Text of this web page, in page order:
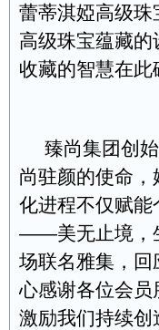
蕾蒂淇婭高级
高级珠宝蕴藏
收藏的智慧在
臻尚集团创
尚驻颜的使命
化进程不仅赋
——美无止境，
场联名雅集，
心感谢各位会
激励我们持续创